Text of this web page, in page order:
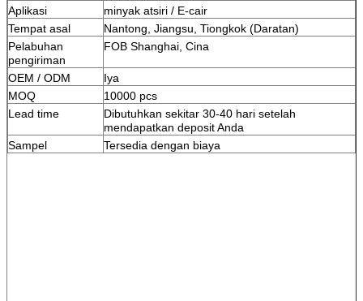
Aplikasi
minyak atsiri / E-cair
Tempat asal
Nantong, Jiangsu, Tiongkok (Daratan)
Pelabuhan
pengiriman
FOB Shanghai, Cina
OEM / ODM
Iya
MOQ
10000 pcs
Lead time
Dibutuhkan sekitar 30-40 hari setelah
mendapatkan deposit Anda
Sampel
Tersedia dengan biaya